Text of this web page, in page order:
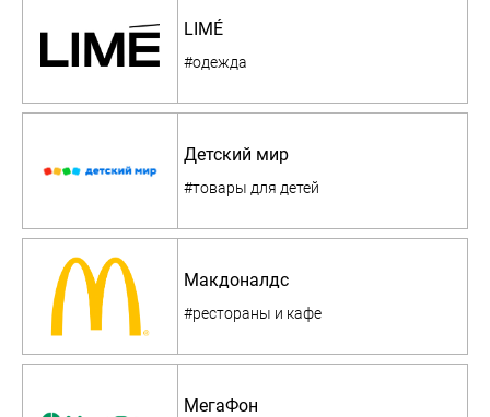
LIMÉ
#одежда
Детский мир
#товары для детей
Макдоналдс
#рестораны и кафе
МегаФон